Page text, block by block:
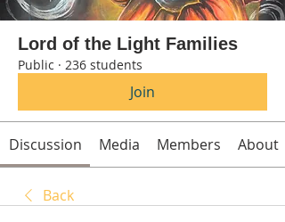
Lord of the Light Families
Public · 236 students
Join
Discussion Media Members About
Back